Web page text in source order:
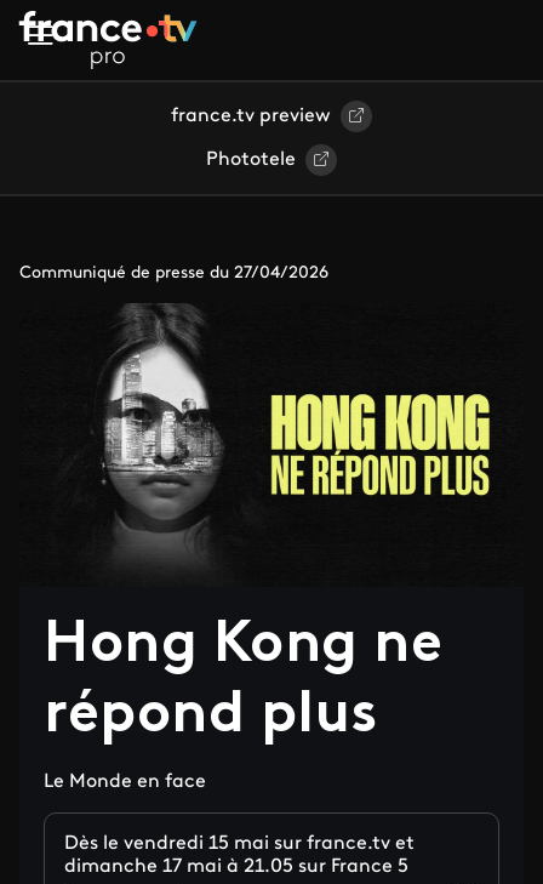
Aller au contenu principal
france.tv preview
Phototele
Communiqué de presse du 27/04/2026
Hong Kong ne
répond plus
Le Monde en face
Dès le vendredi 15 mai sur france.tv et
dimanche 17 mai à 21.05 sur France 5